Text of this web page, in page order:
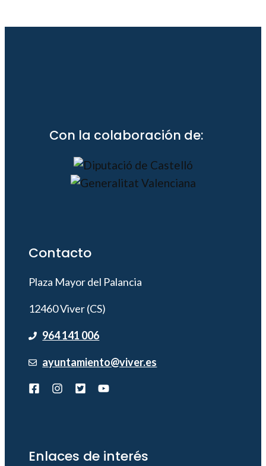
Con la colaboración de:
Contacto
Plaza Mayor del Palancia
12460 Viver (CS)
964 141 006
ayuntamiento@viver.es
Enlaces de interés